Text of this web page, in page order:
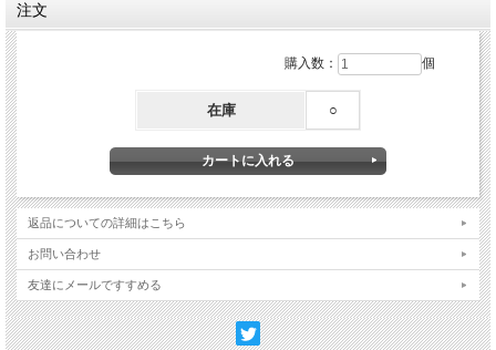
注文
購入数： 個
在庫 ○
返品についての詳細はこちら
お問い合わせ
友達にメールですすめる